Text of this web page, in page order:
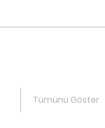
Tümünü Göster